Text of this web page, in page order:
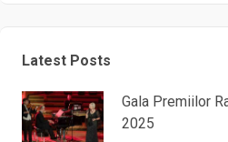
Latest Posts
Gala Premiilor
2025